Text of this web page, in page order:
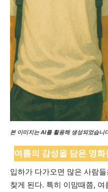
본 이미지는 AI를 활용해 생성되었습니
여름의 감성을 담은 영
입하가 다가오면 많은 사람
찾게 된다. 특히 이맘때쯤,